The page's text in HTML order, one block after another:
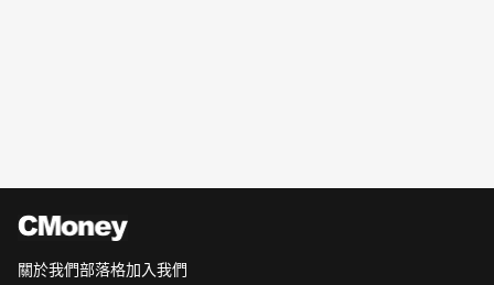
關於我們部落格加入我們